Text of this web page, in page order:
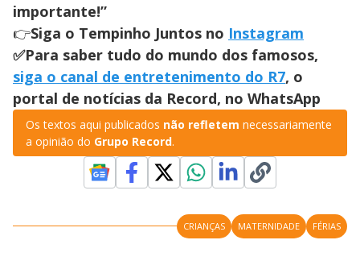
importante!”
👉Siga o Tempinho Juntos no Instagram
✅Para saber tudo do mundo dos famosos,
siga o canal de entretenimento do R7, o
portal de notícias da Record, no WhatsApp
Os textos aqui publicados não refletem necessariamente
a opinião do Grupo Record.
CRIANÇAS MATERNIDADE FÉRIAS